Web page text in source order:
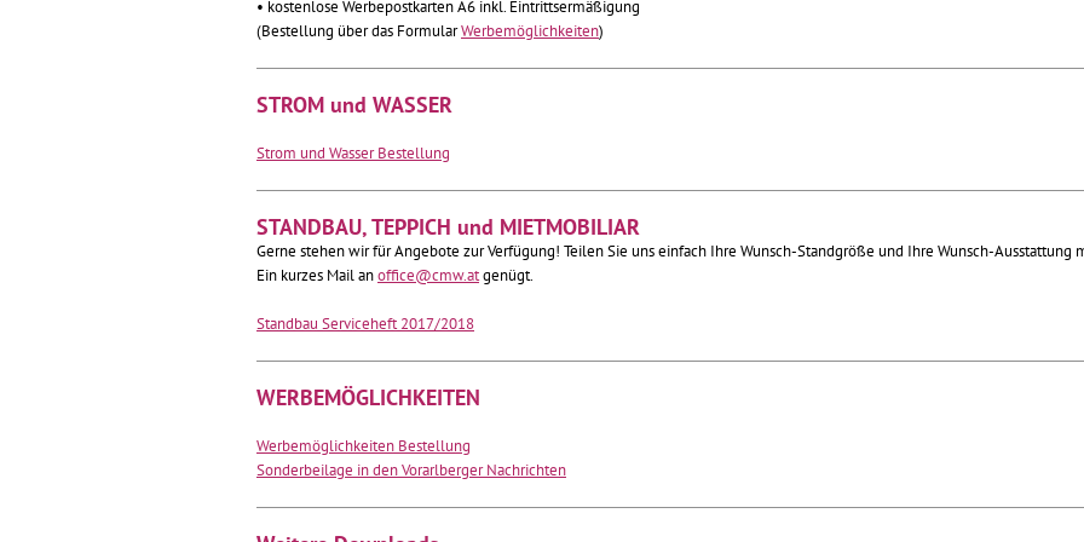
• kostenlose Werbepostkarten A6 inkl. Eintrittsermäßigung
(Bestellung über das FormularWerbemöglichkeiten)
STROM und WASSER
Strom und Wasser Bestellung
STANDBAU, TEPPICH und MIETMOBILIAR
Gerne stehen wir für Angebote zur Verfügung! Teilen Sie uns einfach Ihre Wunsch-Standgröße und Ihre Wunsch-Ausstattung
Ein kurzes Mail anoffice@cmw.atgenügt.
Standbau Serviceheft 2017/2018
WERBEMÖGLICHKEITEN
Werbemöglichkeiten Bestellung
Sonderbeilage in den Vorarlberger Nachrichten